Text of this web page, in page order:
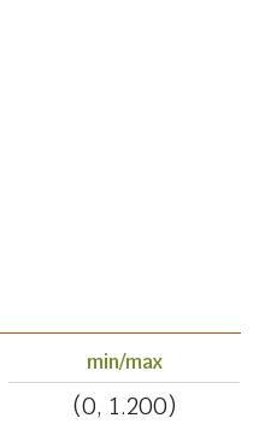
min/max
(0, 1.200)